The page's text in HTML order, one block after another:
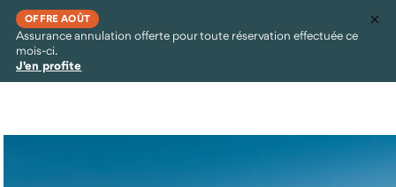
OFFRE AOÛT
Assurance annulation offerte pour toute réservation effectuée ce
mois-ci.
J'en profite